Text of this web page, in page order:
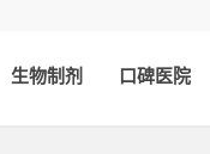
生物制剂 口碑医院